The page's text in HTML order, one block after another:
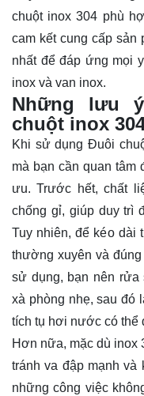
chuột inox 304 phù
cam kết cung cấp sản
nhất để đáp ứng mọi
inox và van inox.
Những lưu
chuột inox
Khi sử dụng Đuôi
mà bạn cần quan tâm
ưu. Trước hết, chất
chống gỉ, giúp duy trì
Tuy nhiên, để kéo dài
thường xuyên và
sử dụng, bạn nên rửa
xà phòng nhẹ, sau đó
tích tụ hơi nước có thể
Hơn nữa, mặc dù inox
tránh va đập mạnh và
những công việc